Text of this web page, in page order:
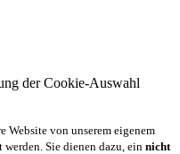
der Cookie-Auswahl
Website von unserem eigenem
Sie dienen dazu, ein nicht